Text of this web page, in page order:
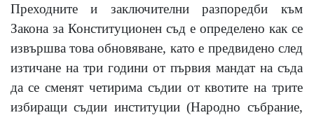
Преходните и заключителни разпоредби към
Закона за Конституционен съд е определено как се
извършва това обновяване, като е предвидено след
изтичане на три години от първия мандат на съда
да се сменят четирима съдии от квотите на трите
избиращи съдии институции (Народно събрание,